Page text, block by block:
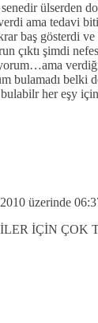
ülserden
ama tedavi
baş gösterdi ve
çıktı şimdi
bulamadı belki
bulabilr her eşy
üzerinde
İÇİN ÇOK